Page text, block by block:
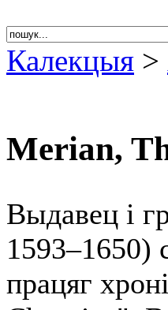
Калекцыя >
Merian,
Выдавец і
1593–1650)
працяг